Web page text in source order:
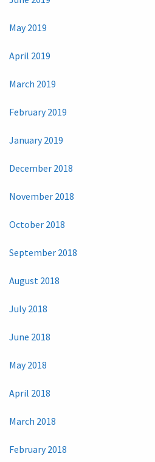
May 2019
April 2019
March 2019
February 2019
January 2019
December 2018
November 2018
October 2018
September 2018
August 2018
July 2018
June 2018
May 2018
April 2018
March 2018
February 2018